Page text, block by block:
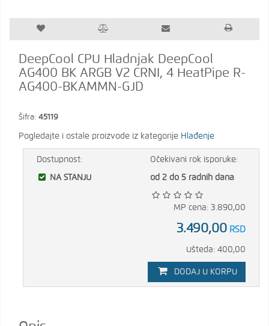
DeepCool CPU Hladnjak DeepCool
AG400 BK ARGB V2 CRNI, 4 HeatPipe R-
AG400-BKAMMN-GJD
Šifra: 45119
Pogledajte i ostale proizvode iz kategorije Hlađenje
Dostupnost:
NA STANJU
Očekivani rok isporuke:
od 2 do 5 radnih dana
MP cena: 3.890,00
3.490,00 RSD
Ušteda: 400,00
DODAJ U KORPU